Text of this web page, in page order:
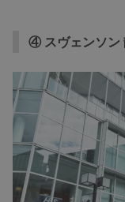
④ スヴェンソン